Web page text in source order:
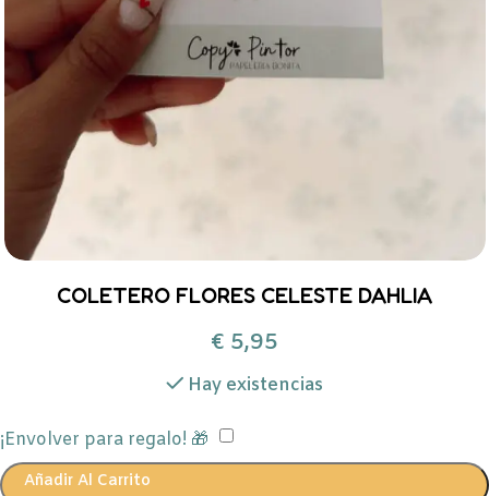
COLETERO FLORES CELESTE DAHLIA
€ 5,95
Hay existencias
¡Envolver para regalo! 🎁
Añadir Al Carrito